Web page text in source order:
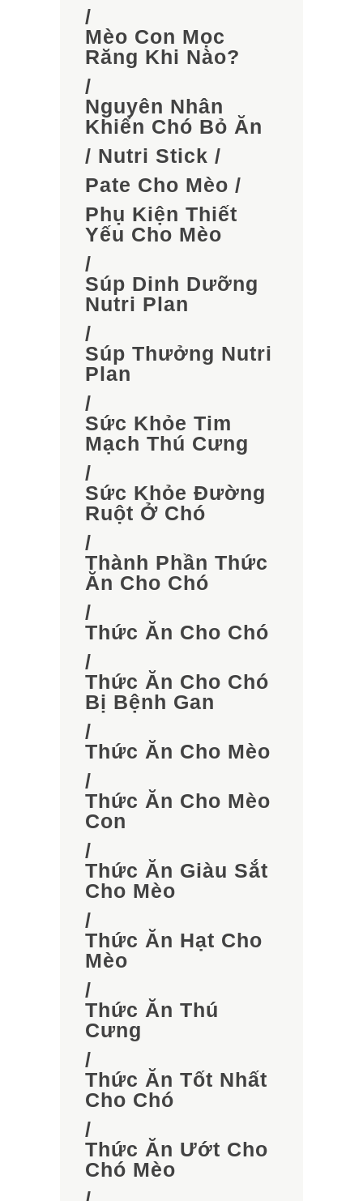
/
Mèo Con Mọc
Răng Khi Nào?
/
Nguyên Nhân
Khiến Chó Bỏ Ăn
/ Nutri Stick /
Pate Cho Mèo /
Phụ Kiện Thiết
Yếu Cho Mèo
/
Súp Dinh Dưỡng
Nutri Plan
/
Súp Thưởng Nutri
Plan
/
Sức Khỏe Tim
Mạch Thú Cưng
/
Sức Khỏe Đường
Ruột Ở Chó
/
Thành Phần Thức
Ăn Cho Chó
/
Thức Ăn Cho Chó
/
Thức Ăn Cho Chó
Bị Bệnh Gan
/
Thức Ăn Cho Mèo
/
Thức Ăn Cho Mèo
Con
/
Thức Ăn Giàu Sắt
Cho Mèo
/
Thức Ăn Hạt Cho
Mèo
/
Thức Ăn Thú
Cưng
/
Thức Ăn Tốt Nhất
Cho Chó
/
Thức Ăn Ướt Cho
Chó Mèo